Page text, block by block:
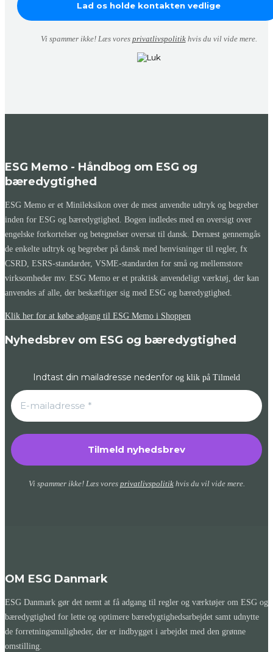
Vi spammer ikke! Læs vores privatlivspolitikhvis du vil vide mere.
ESG Memo - Håndbog om ESG og
bæredygtighed
ESG Memo er et Minileksikon over de mest anvendte udtryk og begreber
inden for ESG og bæredygtighed. Bogen indledes med en oversigt over
engelske forkortelser og betegnelser oversat til dansk. Dernæst gennemgås
de enkelte udtryk og begreber på dansk med henvisninger til regler, fx
CSRD, ESRS-standarder, VSME-standarden for små og mellemstore
virksomheder mv. ESG Memo er et praktisk anvendeligt værktøj, der kan
anvendes af alle, der beskæftiger sig med ESG og bæredygtighed.
Klik her for at købe adgang til ESG Memo i Shoppen
Nyhedsbrev om ESG og bæredygtighed
Indtast din mailadresse nedenfor og klik på Tilmeld
Vi spammer ikke! Læs vores privatlivspolitikhvis du vil vide mere.
OM ESG Danmark
ESG Danmark gør det nemt at få adgang til regler og værktøjer om ESG og
bæredygtighed for lette og optimere bæredygtighedsarbejdet samt udnytte
de forretningsmuligheder, der er indbygget i arbejdet med den grønne
omstilling.